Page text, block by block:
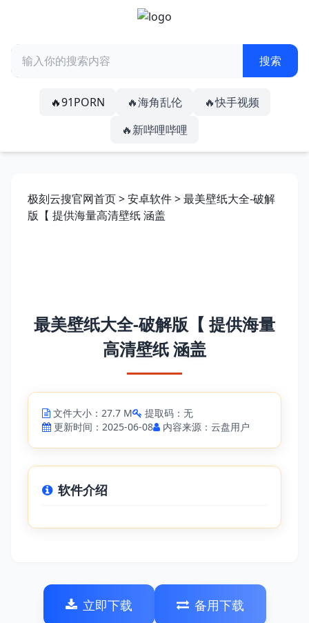
🔥91PORN 🔥海角乱伦
🔥快手视频
🔥新哔哩哔哩
极刻云搜官网首页>安卓软件> 最美壁纸大全-破解
版【 提供海量高清壁纸 涵盖
最美壁纸大全-破解版【 提供海量
高清壁纸 涵盖
文件大小：27.7 M
提取码：无
更新时间：2025-06-08
内容来源：云盘用户
软件介绍
立即下载 备用下载